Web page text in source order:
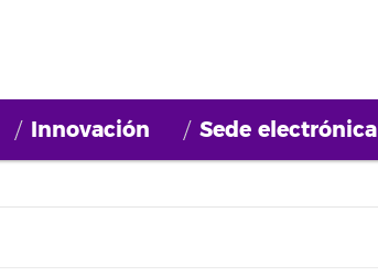
Innovación Sede electrónica